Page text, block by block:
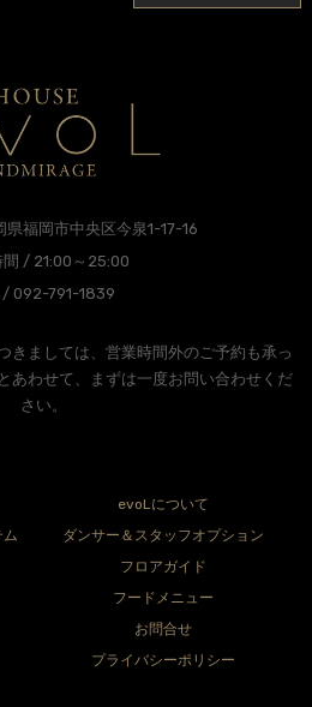
福岡市中央区今泉1-17-16
間 / 21:00～25:00
/ 092-791-1839
きましては、営業時間外のご予約も承っ
あわせて、まずは一度お問い合わせくだ
さい。
evoLについて
ム
ダンサー＆スタッフオプション
フロアガイド
フードメニュー
お問合せ
プライバシーポリシー